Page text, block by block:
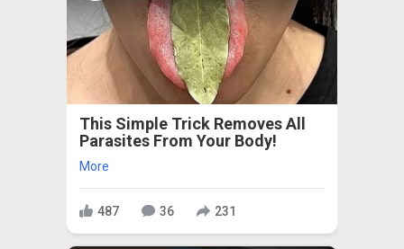
This Simple Trick Removes All
Parasites From Your Body!
More
487 36 231